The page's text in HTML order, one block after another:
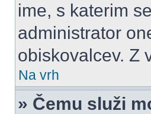
ime, s katerim
administrator
obiskovalcev. Z
Na vrh
» Čemu služi